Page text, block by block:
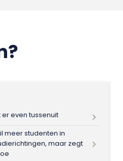
er even tussenuit
meer studenten in
maar zegt